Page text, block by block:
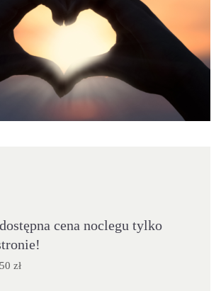
cena noclegu tylko
zł